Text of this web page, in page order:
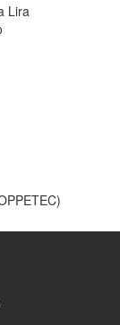
Lira